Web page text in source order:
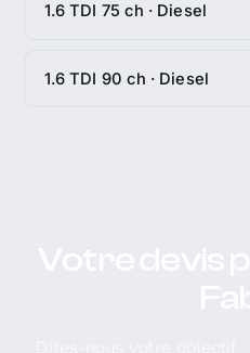
1.6 TDI 75 ch · Diesel
1.6 TDI 90 ch · Diesel